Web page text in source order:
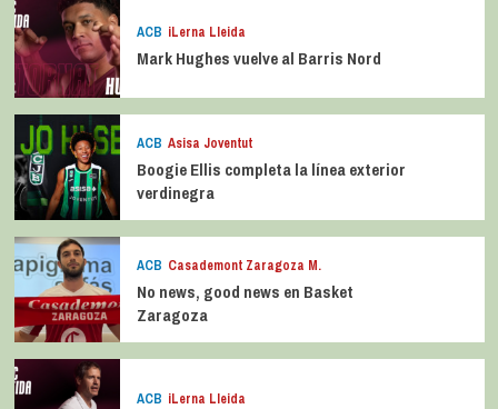
ACB iLerna Lleida
Mark Hughes vuelve al Barris Nord
ACB Asisa Joventut
Boogie Ellis completa la línea exterior
verdinegra
ACB Casademont Zaragoza M.
No news, good news en Basket
Zaragoza
ACB iLerna Lleida